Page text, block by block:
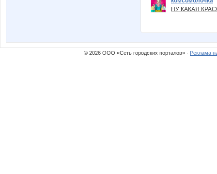
НУ КАКАЯ
© 2026 ООО «Сеть городских порталов» · Реклама